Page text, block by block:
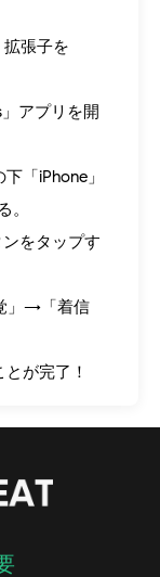
張子を
アプリを開
「iPhone」
。
をタップす
」→「着信
が完了！